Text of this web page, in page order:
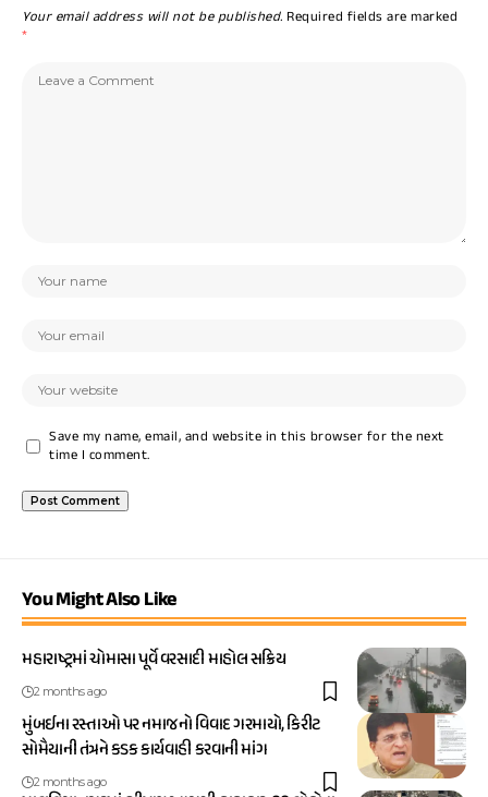
Your email address will not be published. Required fields are marked
*
Save my name, email, and website in this browser for the next
time I comment.
You Might Also Like
મહારાષ્ટ્રમાં ચોમાસા પૂર્વે વરસાદી માહોલ સક્રિય
2 months ago
મુંબઈના રસ્તાઓ પર નમાજનો વિવાદ ગરમાયો, કિરીટ
સોમૈયાની તંત્રને કડક કાર્યવાહી કરવાની માંગ
2 months ago